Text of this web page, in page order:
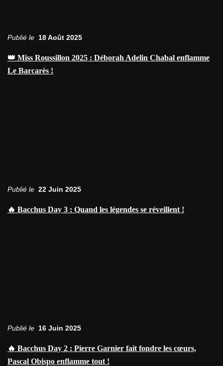
Publié le 18 Août 2025
👑 Miss Roussillon 2025 : Déborah Adelin Chabal enflamme
Le Barcarès !
Publié le 22 Juin 2025
🔥 Bacchus Day 3 : Quand les légendes se réveillent !
Publié le 16 Juin 2025
🔥 Bacchus Day 2 : Pierre Garnier fait fondre les cœurs,
Pascal Obispo enflamme tout !